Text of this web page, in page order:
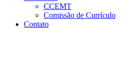
CCEMT
Comissão de Currículo
Contato